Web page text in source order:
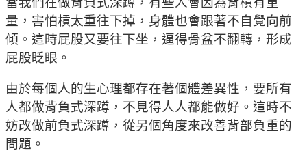
量，害怕槓太重往下掉，身體也會跟著不自覺向前
傾。這時屁股又要往下坐，逼得骨盆不翻轉，形成
屁股眨眼。
由於每個人的生心理都存在著個體差異性，要所有
人都做背負式深蹲，不見得人人都能做好。這時不
妨改做前負式深蹲，從另個角度來改善背部負重的
問題。